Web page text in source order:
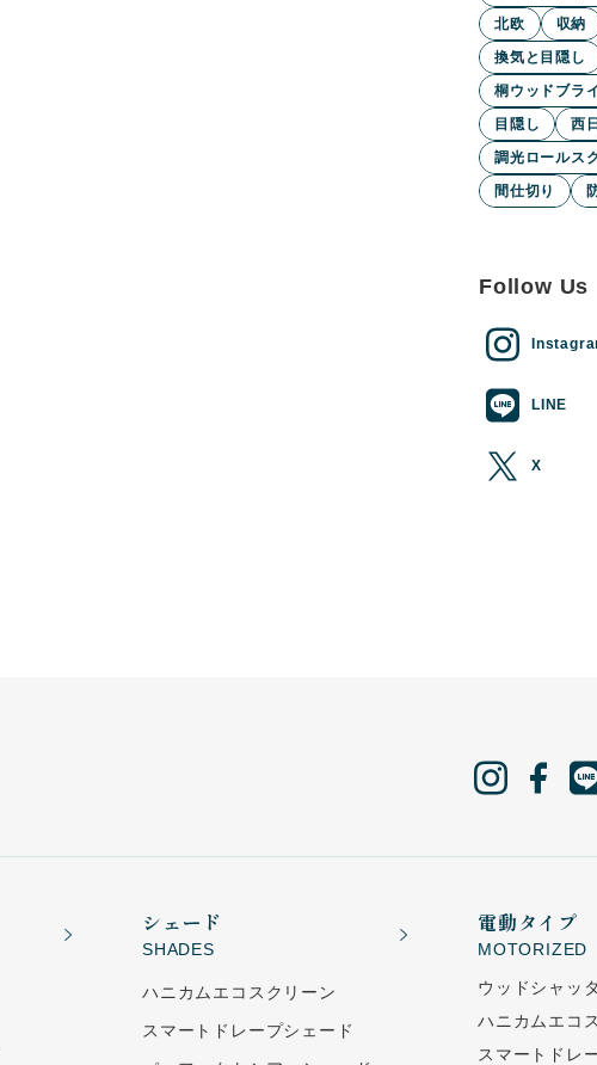
北欧
収納
換気と目隠し
桐ウッドブラ
目隠し
西日
調光ロールス
間仕切り
Follow Us
LINE
X
シェード
SHADES
ハニカムエコスクリーン
スマートドレープシェード
電動タイプ
MOTORIZED
ウッドシャッ
ハニカムエコ
スマートドレ